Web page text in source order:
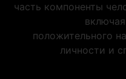
часть компоненты
положительного
личности и